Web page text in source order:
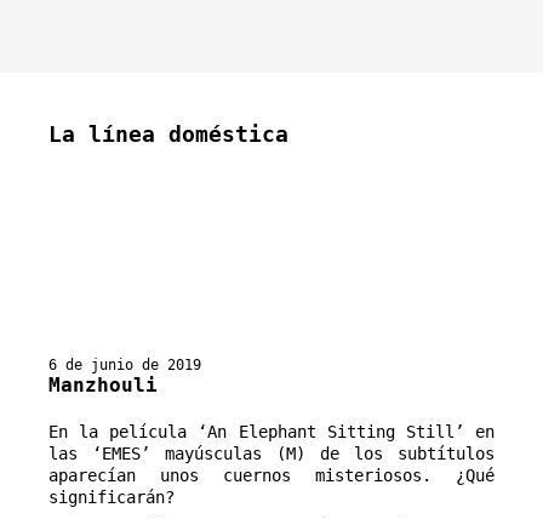
La línea doméstica
6 de junio de 2019
Manzhouli
En la película ‘An Elephant Sitting Still’ en
las ‘EMES’ mayúsculas (M) de los subtítulos
aparecían unos cuernos misteriosos. ¿Qué
significarán?